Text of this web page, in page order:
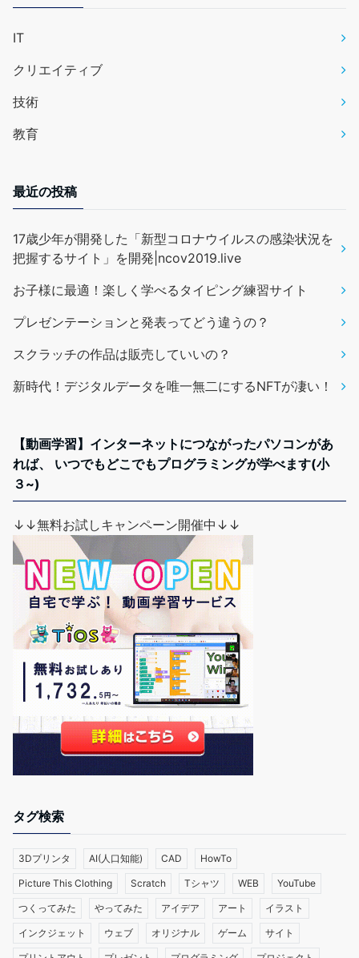
IT
クリエイティブ
技術
教育
最近の投稿
17歳少年が開発した「新型コロナウイルスの感染状況を
把握するサイト」を開発|ncov2019.live
お子様に最適！楽しく学べるタイピング練習サイト
プレゼンテーションと発表ってどう違うの？
スクラッチの作品は販売していいの？
新時代！デジタルデータを唯一無二にするNFTが凄い！
【動画学習】インターネットにつながったパソコンがあ
れば、 いつでもどこでもプログラミングが学べます(小
３~)
↓↓無料お試しキャンペーン開催中↓↓
タグ検索
3Dプリンタ AI(人口知能) CAD HowTo
Picture This Clothing Scratch Tシャツ WEB YouTube
つくってみた やってみた アイデア アート イラスト
インクジェット ウェブ オリジナル ゲーム サイト